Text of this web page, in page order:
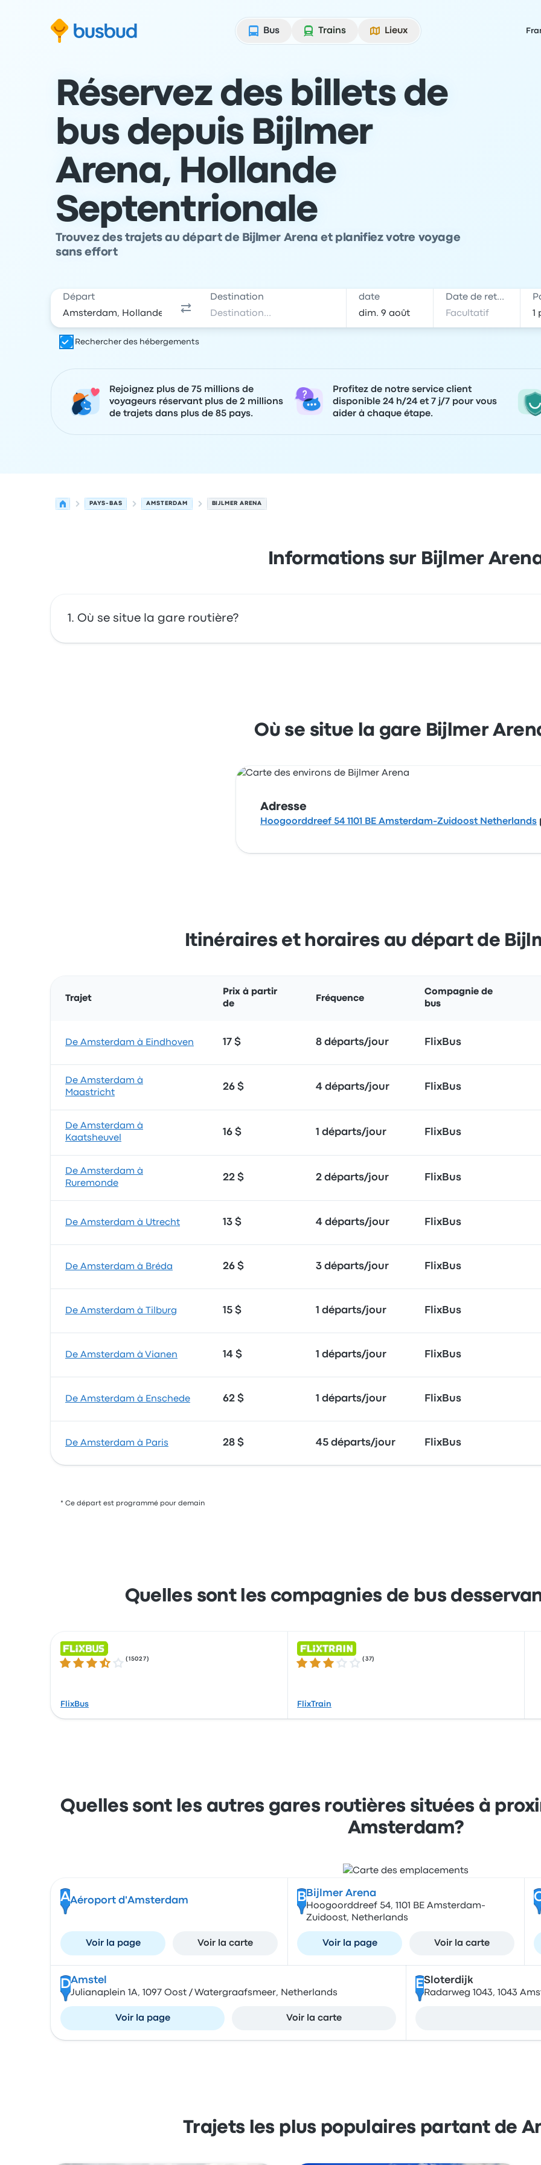
Bus
Trains Lieux
Réservez des billets de
bus depuis Bijlmer
Arena, Hollande
Septentrionale
Trouvez des trajets au départ de Bijlmer Arena et planifiez votre voyage
sans effort
Départ Destination date Date de retour
Rechercher des hébergements
Rejoignez plus de 75 millions de
voyageurs réservant plus de 2 millions
de trajets dans plus de 85 pays.
Profitez de notre service client
disponible 24 h/24 et 7 j/7 pour vous
aider à chaque étape.
PAYS-BAS AMSTERDAM BIJLMER ARENA
Informations sur Bijlmer
Où se situe la gare routière?
Où se situe la gare Bijlmer
Adresse
Hoogoorddreef 54 1101 BE Amsterdam-Zuidoost Netherlands
Itinéraires et horaires au départ de
Trajet
Prix à partir
de
Fréquence
Compagnie de
bus
De Amsterdam à Eindhoven 17 $ 8 départs/jour FlixBus
De Amsterdam à
Maastricht
26 $ 4 départs/jour FlixBus
De Amsterdam à
Kaatsheuvel
16 $ 1 départs/jour FlixBus
De Amsterdam à
Ruremonde
22 $ 2 départs/jour FlixBus
De Amsterdam à Utrecht 13 $ 4 départs/jour FlixBus
De Amsterdam à Bréda 26 $ 3 départs/jour FlixBus
De Amsterdam à Tilburg 15 $ 1 départs/jour FlixBus
De Amsterdam à Vianen 14 $ 1 départs/jour FlixBus
De Amsterdam à Enschede 62 $ 1 départs/jour FlixBus
De Amsterdam à Paris 28 $ 45 départs/jour FlixBus
* Ce départ est programmé pour demain
Quelles sont les compagnies de bus
3.5 sur 5 étoiles( 15027 )
FlixBus
3.0 sur 5 étoiles( 37)
FlixTrain
Quelles sont les autres gares routières situées à
Amsterdam?
AAéroport d'Amsterdam
Voir la page Voir la carte
B Bijlmer Arena
Hoogoorddreef 54, 1101 BE Amsterdam-
Zuidoost, Netherlands
Voir la page Voir la carte
DAmstel
Julianaplein 1A, 1097 Oost / Watergraafsmeer, Netherlands
Voir la page Voir la carte
ESloterdijk
Radarweg 1043, 1043
Trajets les plus populaires partant de